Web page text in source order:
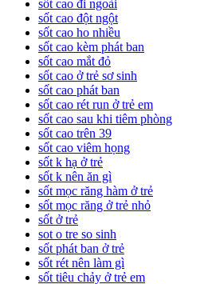
sốt cao đi ngoài
sốt cao đột ngột
sốt cao ho nhiều
sốt cao kèm phát ban
sốt cao mắt đỏ
sốt cao ở trẻ sơ sinh
sốt cao phát ban
sốt cao rét run ở trẻ em
sốt cao sau khi tiêm phòng
sốt cao trên 39
sốt cao viêm họng
sốt k hạ ở trẻ
sốt k nên ăn gì
sốt mọc răng hàm ở trẻ
sốt mọc răng ở trẻ nhỏ
sốt ở trẻ
sot o tre so sinh
sốt phát ban ở trẻ
sốt rét nên làm gì
sốt tiêu chảy ở trẻ em